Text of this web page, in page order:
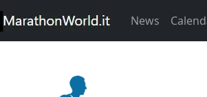
News